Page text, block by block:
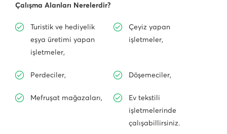
Çalışma Alanları Nerelerdir?
Turistik ve hediyelik
eşya üretimi yapan
işletmeler,
Çeyiz yapan
işletmeler,
Perdeciler, Döşemeciler,
Mefruşat mağazaları,
Ev tekstili
işletmelerinde
çalışabillirsiniz.